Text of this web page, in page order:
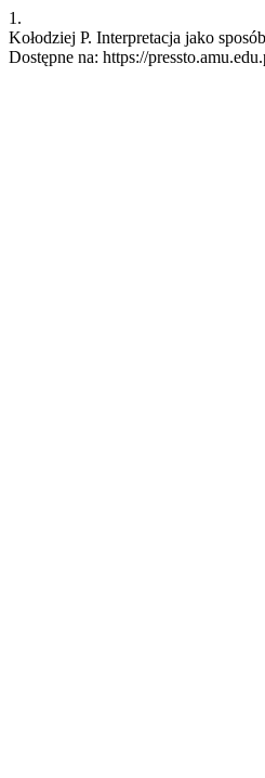
1.
Kołodziej P. Interpretacja jako
Dostępne na: https://